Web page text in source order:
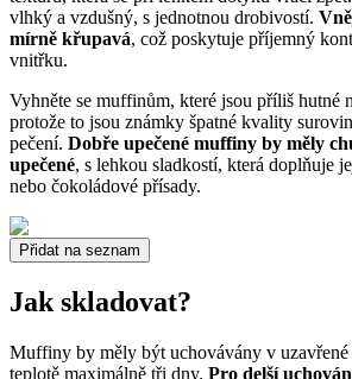
vlhký a vzdušný, s jednotnou drobivostí.
mírně křupavá, což poskytuje příjemný
vnitřku.
Vyhněte se muffinům, které jsou příliš hutné
protože to jsou známky špatné kvality
pečení. Dobře upečené muffiny by měly
upečené, s lehkou sladkostí, která doplňuje
nebo čokoládové přísady.
Přidat na seznam
Jak skladovat?
Muffiny by měly být uchovávány v
teplotě maximálně tři dny. Pro delší